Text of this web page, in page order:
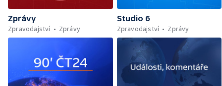
Zprávy
Zpravodajství
Zprávy
Studio 6
Zpravodajství
Zprávy